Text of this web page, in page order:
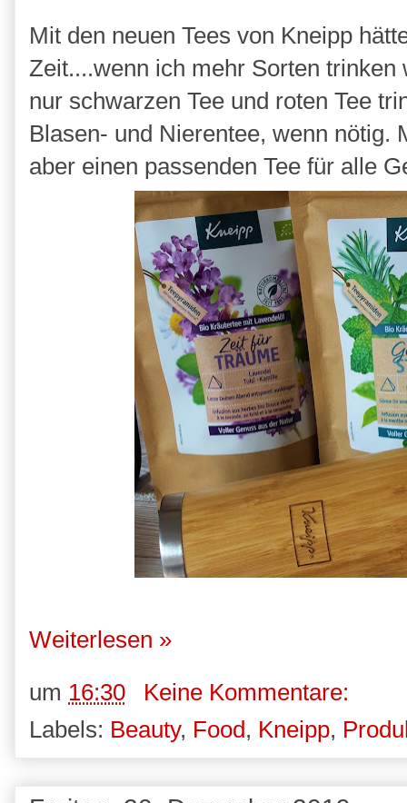
Mit den neuen Tees von Kneipp
Zeit....wenn ich mehr Sorten
nur schwarzen Tee und roten Tee
Blasen- und Nierentee, wenn nötig.
aber einen passenden Tee für alle
Weiterlesen »
um 16:30
Keine Kommentare:
Labels: Beauty, Food, Kneipp,